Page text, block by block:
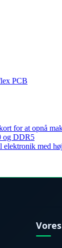
PCB
for at opnå
og DDR5
med